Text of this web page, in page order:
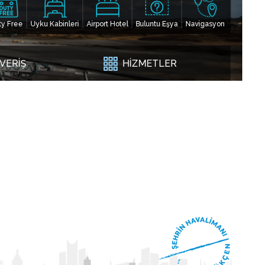
Free Uyku Kabinleri Airport Hotel Buluntu Eşya Navigasyon
HİZMETLER